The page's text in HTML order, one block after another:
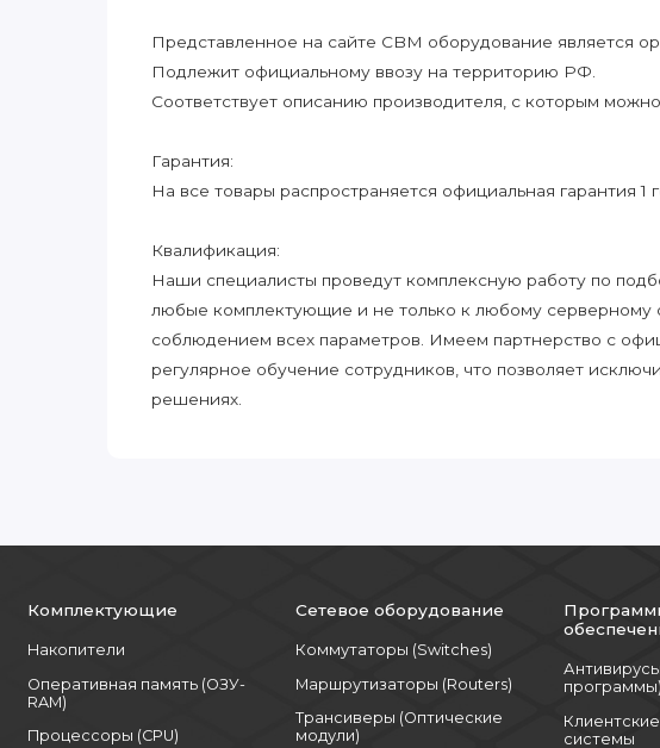
Представленное на сайте CBM оборудование является
Подлежит официальному ввозу на территорию РФ.
Соответствует описанию производителя, с которым
Гарантия:
На все товары распространяется официальная гарантия
Квалификация:
Наши специалисты проведут комплексную работу по
любые комплектующие и не только к любому серверному
соблюдением всех параметров. Имеем партнерство с
регулярное обучение сотрудников, что позволяет
решениях.
Комплектующие
Накопители
Оперативная память (ОЗУ-
RAM)
Процессоры (CPU)
Сетевое оборудование
Коммутаторы (Switches)
Маршрутизаторы (Routers)
Трансиверы (Оптические
модули)
программы)
системы